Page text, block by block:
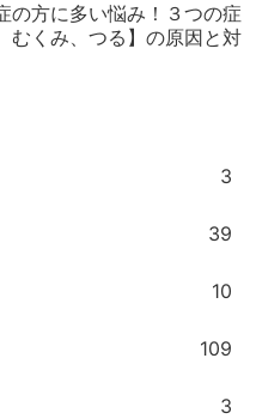
の方に多い悩み！３つの症
むくみ、つる】の原因と対
3
39
10
109
3